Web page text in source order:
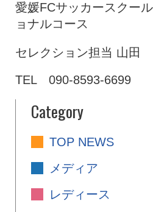
愛媛FCサッカースクー
ョナルコース
セレクション担当 山田
TEL 090-8593-6699
Category
TOP NEWS
メディア
レディース